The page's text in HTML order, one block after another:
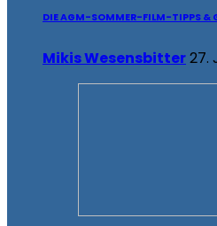
DIE AGM-SOMMER-FILM-TIPPS &
Mikis Wesensbitter27.